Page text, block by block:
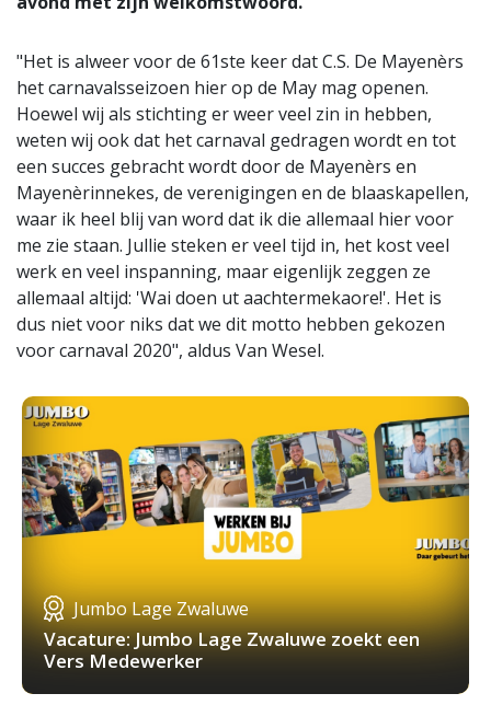
"Het is alweer voor de 61ste keer dat C.S. De Mayenèrs
het carnavalsseizoen hier op de May mag openen.
Hoewel wij als stichting er weer veel zin in hebben,
weten wij ook dat het carnaval gedragen wordt en tot
een succes gebracht wordt door de Mayenèrs en
Mayenèrinnekes, de verenigingen en de blaaskapellen,
waar ik heel blij van word dat ik die allemaal hier voor
me zie staan. Jullie steken er veel tijd in, het kost veel
werk en veel inspanning, maar eigenlijk zeggen ze
allemaal altijd: 'Wai doen ut aachtermekaore!'. Het is
dus niet voor niks dat we dit motto hebben gekozen
voor carnaval 2020", aldus Van Wesel.
Jumbo Lage Zwaluwe
Vacature: Jumbo Lage Zwaluwe zoekt een
Vers Medewerker